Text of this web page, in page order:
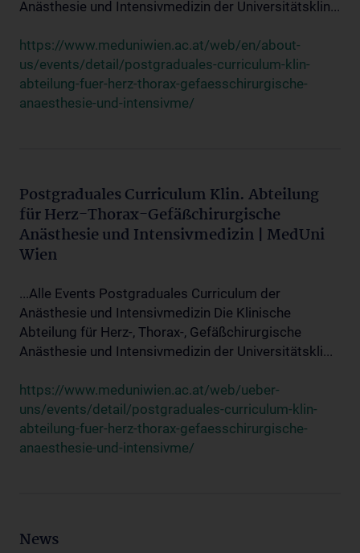
Anästhesie und Intensivmedizin der Universitätsklin...
https://www.meduniwien.ac.at/web/en/about-
us/events/detail/postgraduales-curriculum-klin-
abteilung-fuer-herz-thorax-gefaesschirurgische-
anaesthesie-und-intensivme/
Postgraduales Curriculum Klin. Abteilung
für Herz-Thorax-Gefäßchirurgische
Anästhesie und Intensivmedizin | MedUni
Wien
...Alle Events Postgraduales Curriculum der
Anästhesie und Intensivmedizin Die Klinische
Abteilung für Herz-, Thorax-, Gefäßchirurgische
Anästhesie und Intensivmedizin der Universitätskli...
https://www.meduniwien.ac.at/web/ueber-
uns/events/detail/postgraduales-curriculum-klin-
abteilung-fuer-herz-thorax-gefaesschirurgische-
anaesthesie-und-intensivme/
News